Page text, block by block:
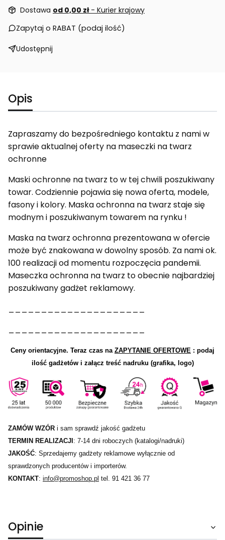
Dostawa od 0,00 zł - Kurier krajowy
Zapytaj o RABAT (podaj ilość)
Udostępnij
Opis
Zapraszamy do bezpośredniego kontaktu z nami w
sprawie aktualnej oferty na maseczki na twarz
ochronne
Maski ochronne na twarz to w tej chwili poszukiwany
towar. Codziennie pojawia się nowa oferta, modele,
fasony i kolory. Maska ochronna na twarz staje się
modnym i poszukiwanym towarem na rynku !
Maska na twarz ochronna prezentowana w ofercie
może być znakowana w dowolny sposób. Za nami ok.
100 realizacji od momentu rozpoczęcia pandemii.
Maseczka ochronna na twarz to obecnie najbardziej
poszukiwany gadżet reklamowy.
Ceny orientacyjne. Teraz czas na ZAPYTANIE OFERTOWE : podaj
ilość gadżetów i załącz treść nadruku (grafika, logo)
ZAMÓW WZÓR i sam sprawdź jakość gadżetu
TERMIN REALIZACJI : 7-14 dni roboczych (katalogi/nadruki)
JAKOŚĆ: Sprzedajemy gadżety reklamowe wyłącznie od
sprawdzonych producentów i importerów.
KONTAKT: info@promoshop.pl tel. 91 421 36 77
Opinie